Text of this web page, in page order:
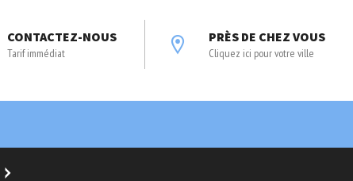
CONTACTEZ-NOUS
Tarif immédiat
PRÈS DE CHEZ VOUS
Cliquez ici pour votre ville